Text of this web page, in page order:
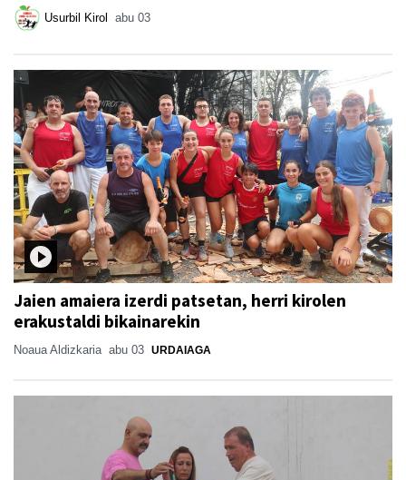
Usurbil Kirol abu 03
Jaien amaiera izerdi patsetan, herri kirolen
erakustaldi bikainarekin
Noaua Aldizkaria abu 03 URDAIAGA